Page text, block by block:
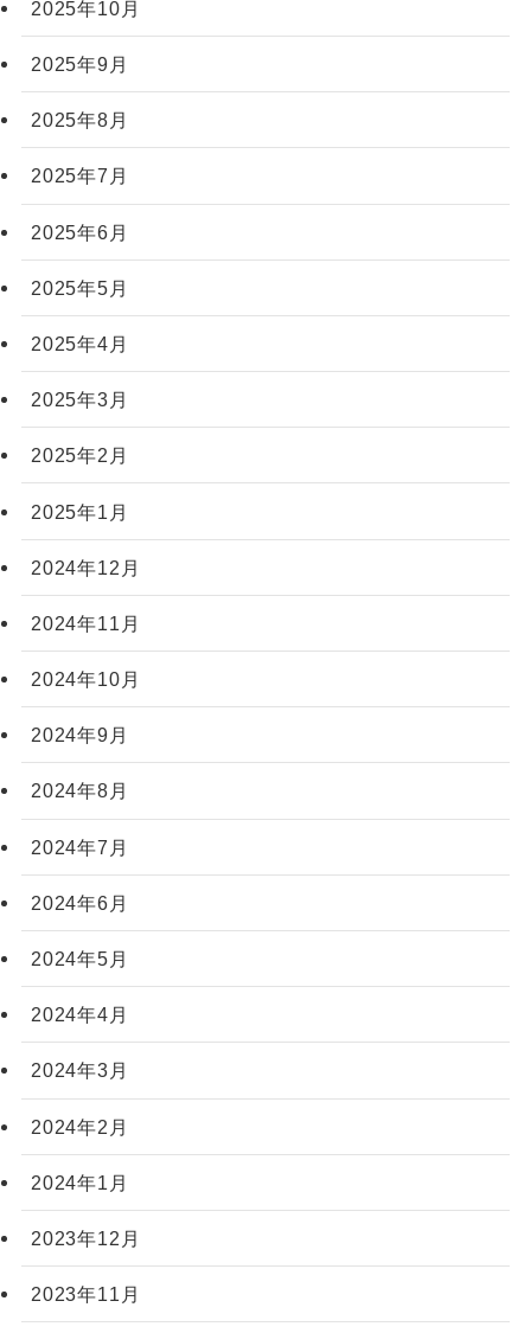
2025年10月
2025年9月
2025年8月
2025年7月
2025年6月
2025年5月
2025年4月
2025年3月
2025年2月
2025年1月
2024年12月
2024年11月
2024年10月
2024年9月
2024年8月
2024年7月
2024年6月
2024年5月
2024年4月
2024年3月
2024年2月
2024年1月
2023年12月
2023年11月